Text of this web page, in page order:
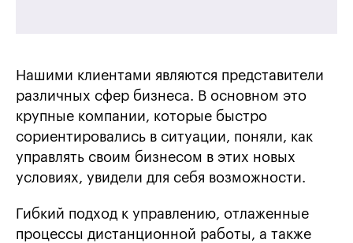
Нашими клиентами являются представители
различных сфер бизнеса. В основном это
крупные компании, которые быстро
сориентировались в ситуации, поняли, как
управлять своим бизнесом в этих новых
условиях, увидели для себя возможности.
Гибкий подход к управлению, отлаженные
процессы дистанционной работы, а также